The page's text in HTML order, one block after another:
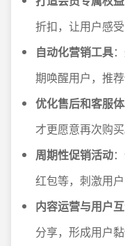
折扣，让用户感受
自动化营销工具
期唤醒用户，推
优化售后和客服
才更愿意再次购买
周期性促销活动
红包等，刺激用户
内容运营与用户
分享，形成用户黏